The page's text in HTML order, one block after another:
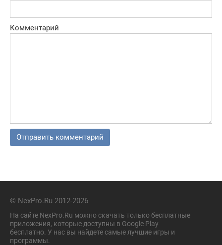
Комментарий
© NexPro.Ru 2012-2026
На сайте NexPro.Ru можно скачать только бесплатные
приложения, которые доступны в Google Play
бесплатно. У нас вы найдете самые лучшие игры и
программы.